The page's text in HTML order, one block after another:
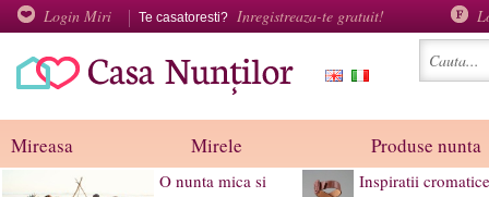
Login Miri Te casatoresti? Inregistreaza-te gratuit!
Mireasa Mirele Produse nunta
O nunta mica si
Inspiratii cromatice